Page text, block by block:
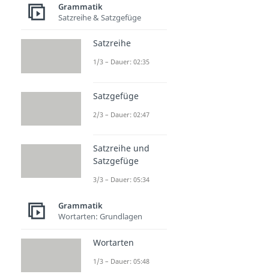
Grammatik
Satzreihe & Satzgefüge
Satzreihe
1/3 – Dauer: 02:35
Satzgefüge
2/3 – Dauer: 02:47
Satzreihe und
Satzgefüge
3/3 – Dauer: 05:34
Grammatik
Wortarten: Grundlagen
Wortarten
1/3 – Dauer: 05:48